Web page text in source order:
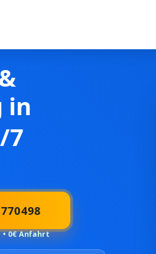
in
7
0€ Anfahrt